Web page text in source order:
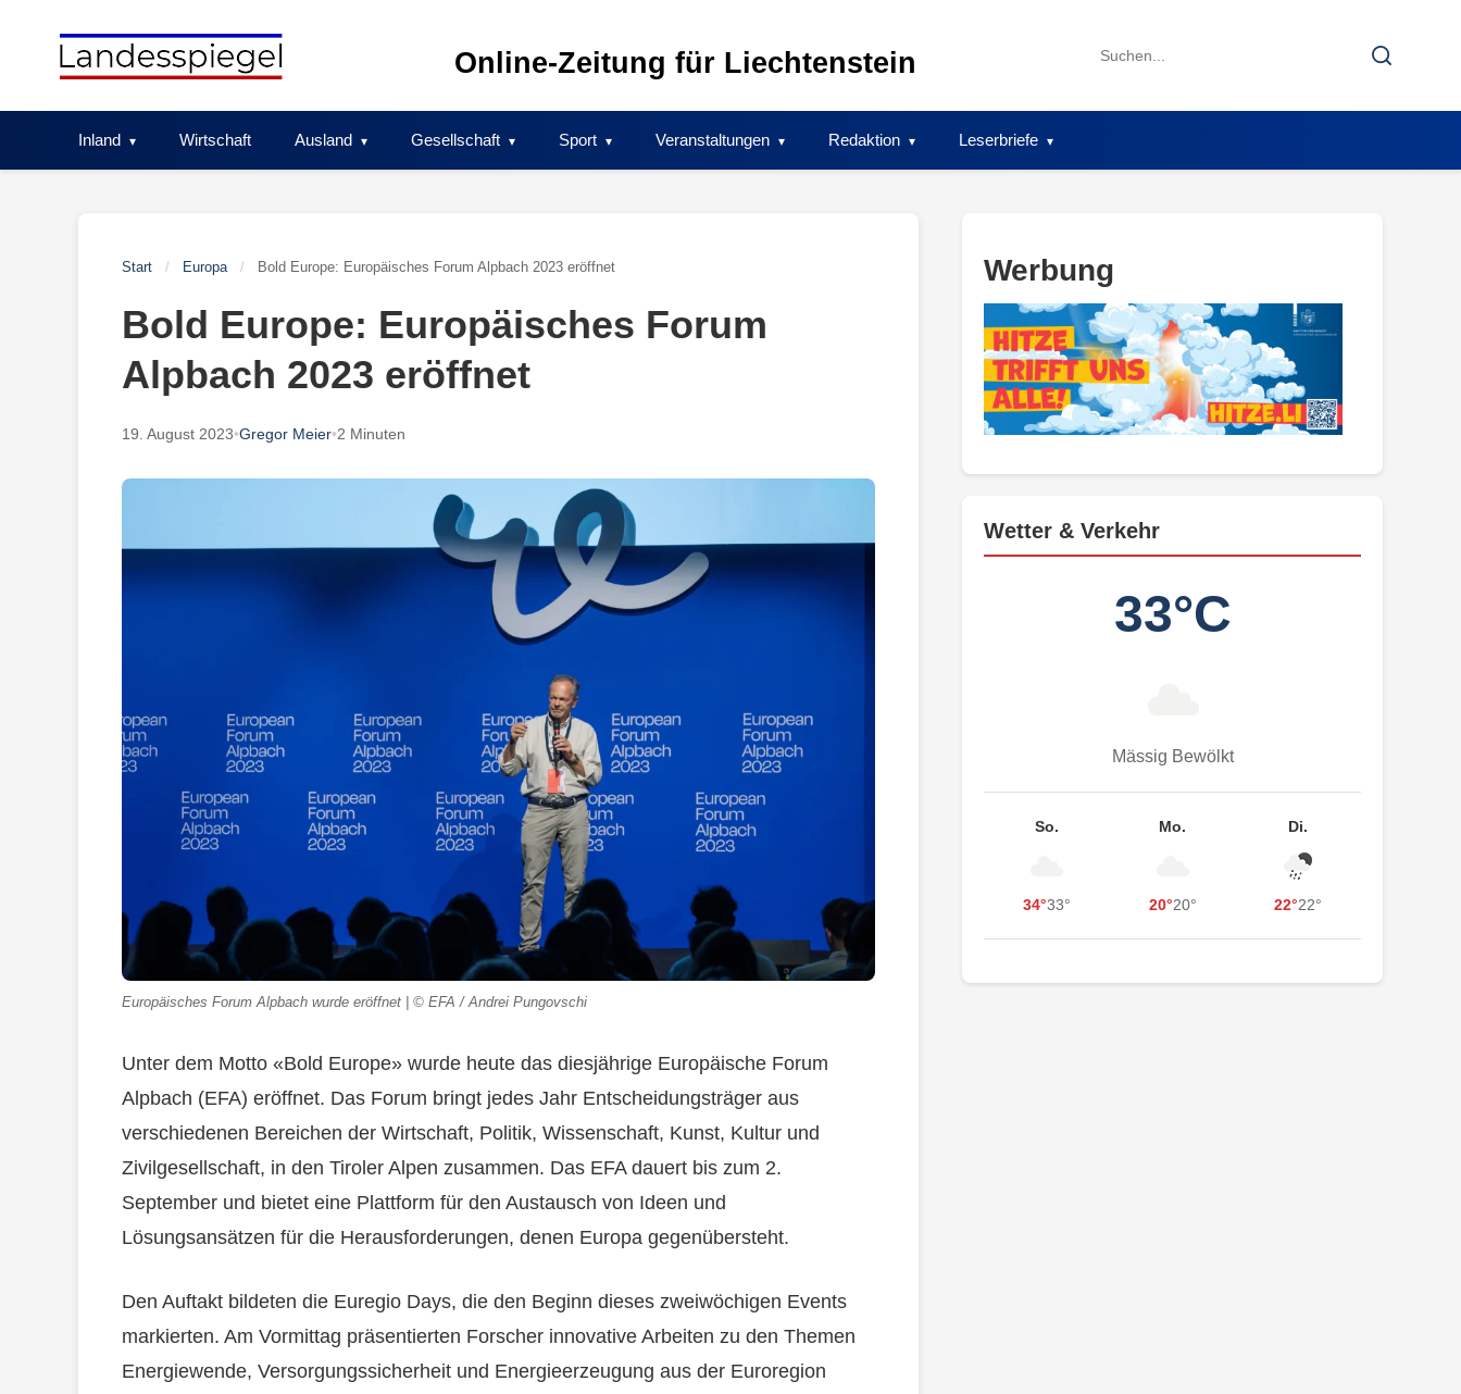
Online-Zeitung für Liechtenstein
Search
Search
Inland Wirtschaft Ausland Gesellschaft Sport Veranstaltungen Redaktion Leserbriefe
Start / Europa / Bold Europe: Europäisches Forum Alpbach 2023 eröffnet
Bold Europe: Europäisches Forum
Alpbach 2023 eröffnet
19. August 2023•Gregor Meier•2 Minuten
Europäisches Forum Alpbach wurde eröffnet | © EFA / Andrei Pungovschi
Unter dem Motto «Bold Europe» wurde heute das diesjährige Europäische Forum
Alpbach (EFA) eröffnet. Das Forum bringt jedes Jahr Entscheidungsträger aus
verschiedenen Bereichen der Wirtschaft, Politik, Wissenschaft, Kunst, Kultur und
Zivilgesellschaft, in den Tiroler Alpen zusammen. Das EFA dauert bis zum 2.
September und bietet eine Plattform für den Austausch von Ideen und
Lösungsansätzen für die Herausforderungen, denen Europa gegenübersteht.
Den Auftakt bildeten die Euregio Days, die den Beginn dieses zweiwöchigen Events
markierten. Am Vormittag präsentierten Forscher innovative Arbeiten zu den Themen
Energiewende, Versorgungssicherheit und Energieerzeugung aus der Euroregion
Werbung
Wetter & Verkehr
33°C
Mässig Bewölkt
So.
34°33°
Mo.
20°20°
Di.
22°22°